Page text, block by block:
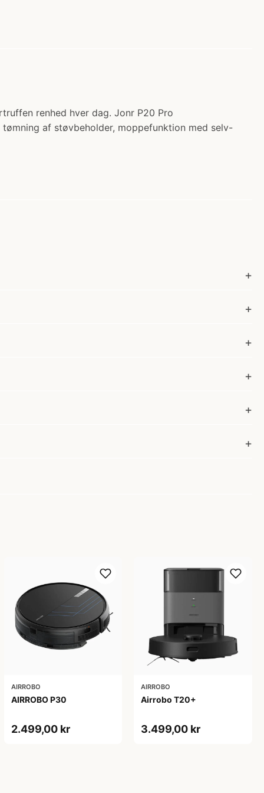
renhed hver dag. Jonr P20 Pro
af støvbeholder, moppefunktion med selv-
AIRROBO
AIRROBO P30
2.499,00 kr
AIRROBO
Airrobo T20+
3.499,00 kr